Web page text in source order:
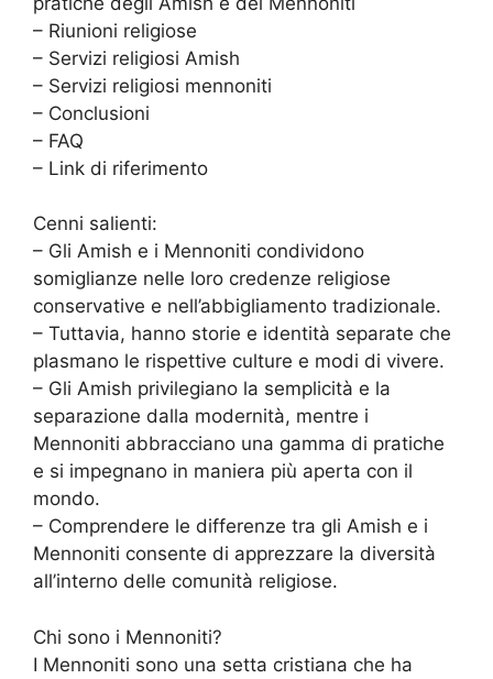
– Riunioni religiose
– Servizi religiosi Amish
– Servizi religiosi mennoniti
– Conclusioni
– FAQ
– Link di riferimento
Cenni salienti:
– Gli Amish e i Mennoniti condividono
somiglianze nelle loro credenze religiose
conservative e nell’abbigliamento tradizionale.
– Tuttavia, hanno storie e identità separate che
plasmano le rispettive culture e modi di vivere.
– Gli Amish privilegiano la semplicità e la
separazione dalla modernità, mentre i
Mennoniti abbracciano una gamma di pratiche
e si impegnano in maniera più aperta con il
mondo.
– Comprendere le differenze tra gli Amish e i
Mennoniti consente di apprezzare la diversità
all’interno delle comunità religiose.
Chi sono i Mennoniti?
I Mennoniti sono una setta cristiana che ha